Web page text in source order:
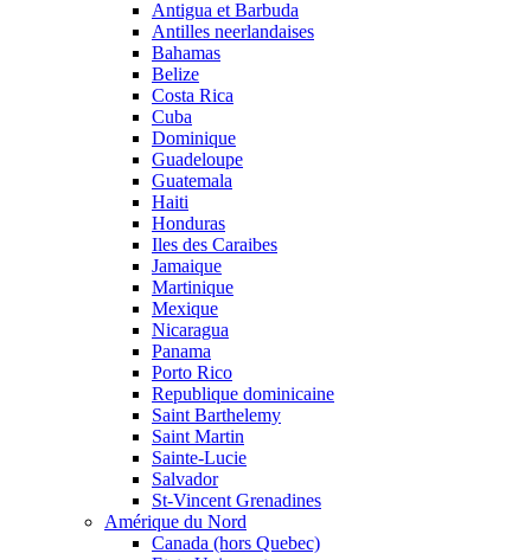
Antigua et Barbuda
Antilles neerlandaises
Bahamas
Belize
Costa Rica
Cuba
Dominique
Guadeloupe
Guatemala
Haiti
Honduras
Iles des Caraibes
Jamaique
Martinique
Mexique
Nicaragua
Panama
Porto Rico
Republique dominicaine
Saint Barthelemy
Saint Martin
Sainte-Lucie
Salvador
St-Vincent Grenadines
Amérique du Nord
Canada (hors Quebec)